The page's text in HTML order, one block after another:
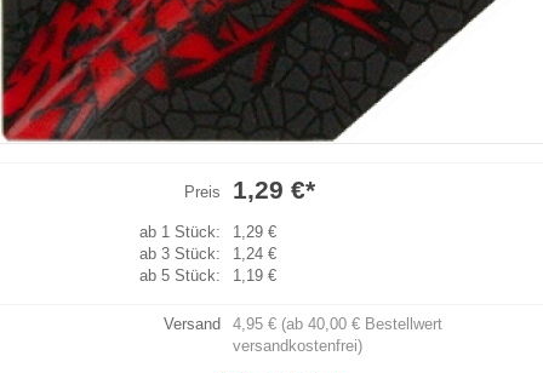
Preis 1,29 €*
ab 1 Stück:
1,29 €
ab 3 Stück:
1,24 €
ab 5 Stück:
1,19 €
Versand
4,95 € (ab 40,00 € Bestellwert
versandkostenfrei)